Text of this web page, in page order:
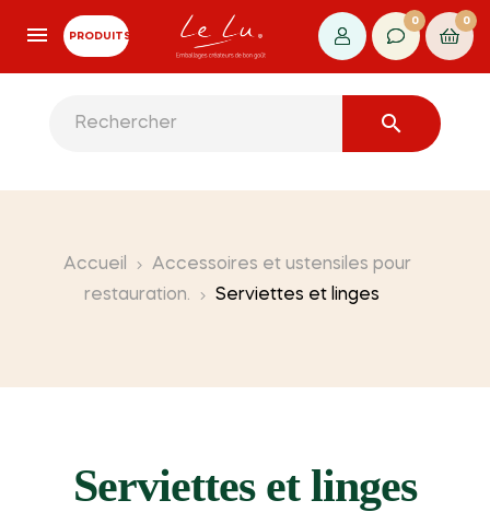
PRODUITS
0 0

Accueil
Accessoires et ustensiles pour
restauration.
Serviettes et linges
Serviettes et linges